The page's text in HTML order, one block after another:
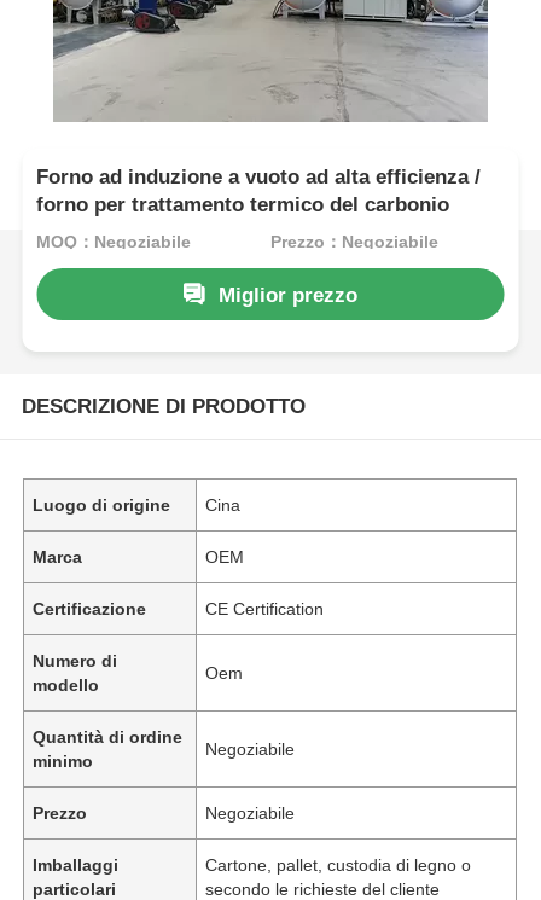
Forno ad induzione a vuoto ad alta efficienza /
forno per trattamento termico del carbonio
MOQ：Negoziabile Prezzo：Negoziabile
Miglior prezzo
DESCRIZIONE DI PRODOTTO
Luogo di origine Cina
Marca OEM
Certificazione CE Certification
Numero di
modello
Oem
Quantità di ordine
minimo
Negoziabile
Prezzo Negoziabile
Imballaggi
particolari
Cartone, pallet, custodia di legno o
secondo le richieste del cliente